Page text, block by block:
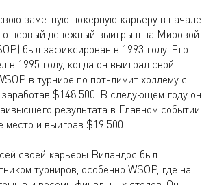
заметную покерную карьеру в начале
первый денежный выигрыш на Мировой
был зафиксирован в 1993 году. Его
в 1995 году, когда он выиграл свой
в турнире по пот-лимит холдему с
$148 500. В следующем году он
результата в Главном событии
место и выиграв $19 500.
своей карьеры Виландос был
турниров, особенно WSOP, где на